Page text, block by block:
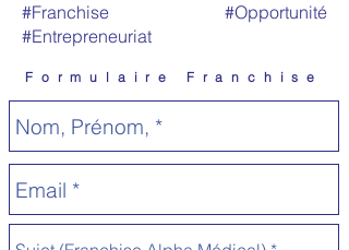
#Franchise #Opportunité
#Entrepreneuriat
Formulaire Franchise